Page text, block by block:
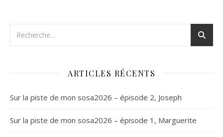
ARTICLES RÉCENTS
Sur la piste de mon sosa2026 – épisode 2, Joseph
Sur la piste de mon sosa2026 – épisode 1, Marguerite